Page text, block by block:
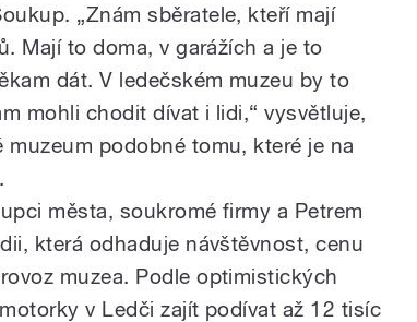
„Znám sběratele, kteří mají
Mají to doma, v garážích a je to
dát. V ledečském muzeu by to
mohli chodit dívat i lidi,“ vysvětluje,
podobné tomu, které je na
města, soukromé firmy a Petrem
která odhaduje návštěvnost, cenu
muzea. Podle optimistických
v Ledči zajít podívat až 12 tisíc